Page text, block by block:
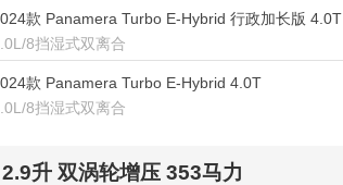
款 Panamera Turbo E-Hybrid 行政加长版 4.0T
8挡湿式双离合
款 Panamera Turbo E-Hybrid 4.0T
8挡湿式双离合
2.9升 双涡轮增压 353马力